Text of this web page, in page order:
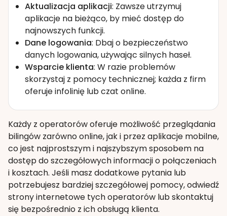
Aktualizacja aplikacji: Zawsze utrzymuj
aplikacje na bieżąco, by mieć dostęp do
najnowszych funkcji.
Dane logowania: Dbaj o bezpieczeństwo
danych logowania, używając silnych haseł.
Wsparcie klienta: W razie problemów
skorzystaj z pomocy technicznej; każda z firm
oferuje infolinię lub czat online.
Każdy z operatorów oferuje możliwość przeglądania
bilingów zarówno online, jak i przez aplikacje mobilne,
co jest najprostszym i najszybszym sposobem na
dostęp do szczegółowych informacji o połączeniach
i kosztach. Jeśli masz dodatkowe pytania lub
potrzebujesz bardziej szczegółowej pomocy, odwiedź
strony internetowe tych operatorów lub skontaktuj
się bezpośrednio z ich obsługą klienta.